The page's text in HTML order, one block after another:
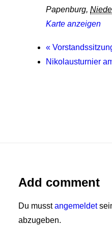
Papenburg,
Karte anzeigen
«
Nikolausturnier
Add comment
Du musstangemeldet
abzugeben.